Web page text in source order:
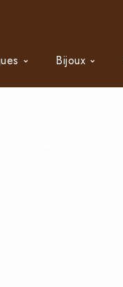
Bijoux